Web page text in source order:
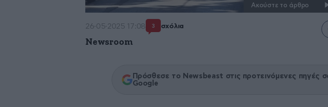
Ακούστε το άρθρο
26·05·2025 17:08 3 σχόλια
Newsroom
Πρόσθεσε το Newsbeast στις προτεινόμενες πηγές
Google